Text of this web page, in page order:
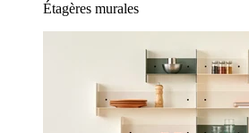
Étagères murales